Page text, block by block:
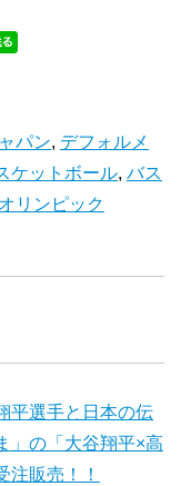
パン, デフォルメ
ケットボール, バス
リンピック
平選手と日本の伝
」の「大谷翔平×高
注販売！！